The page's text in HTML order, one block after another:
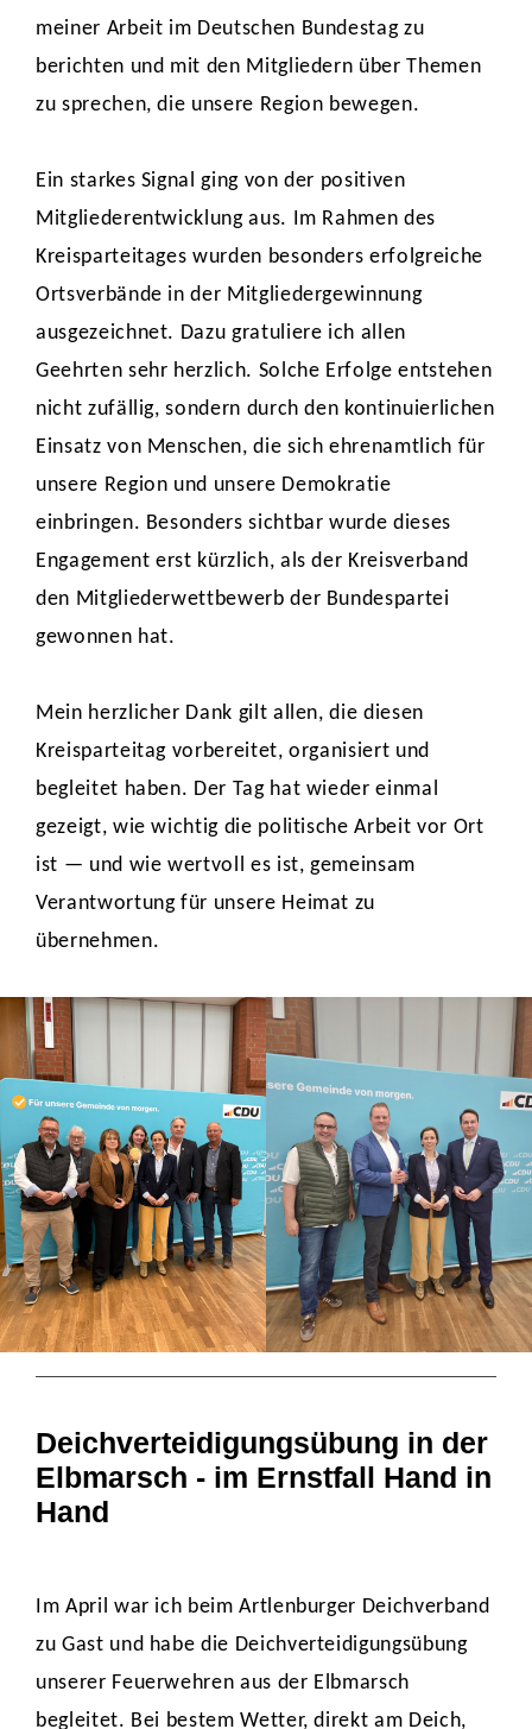
meiner Arbeit im Deutschen Bundestag zu
berichten und mit den Mitgliedern über Themen
zu sprechen, die unsere Region bewegen.
Ein starkes Signal ging von der positiven
Mitgliederentwicklung aus. Im Rahmen des
Kreisparteitages wurden besonders erfolgreiche
Ortsverbände in der Mitgliedergewinnung
ausgezeichnet. Dazu gratuliere ich allen
Geehrten sehr herzlich. Solche Erfolge entstehen
nicht zufällig, sondern durch den kontinuierlichen
Einsatz von Menschen, die sich ehrenamtlich für
unsere Region und unsere Demokratie
einbringen. Besonders sichtbar wurde dieses
Engagement erst kürzlich, als der Kreisverband
den Mitgliederwettbewerb der Bundespartei
gewonnen hat.
Mein herzlicher Dank gilt allen, die diesen
Kreisparteitag vorbereitet, organisiert und
begleitet haben. Der Tag hat wieder einmal
gezeigt, wie wichtig die politische Arbeit vor Ort
ist — und wie wertvoll es ist, gemeinsam
Verantwortung für unsere Heimat zu
übernehmen.
Deichverteidigungsübung in der
Elbmarsch - im Ernstfall Hand in
Hand
Im April war ich beim Artlenburger Deichverband
zu Gast und habe die Deichverteidigungsübung
unserer Feuerwehren aus der Elbmarsch
begleitet. Bei bestem Wetter, direkt am Deich,